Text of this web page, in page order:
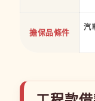
擔保品條件
汽